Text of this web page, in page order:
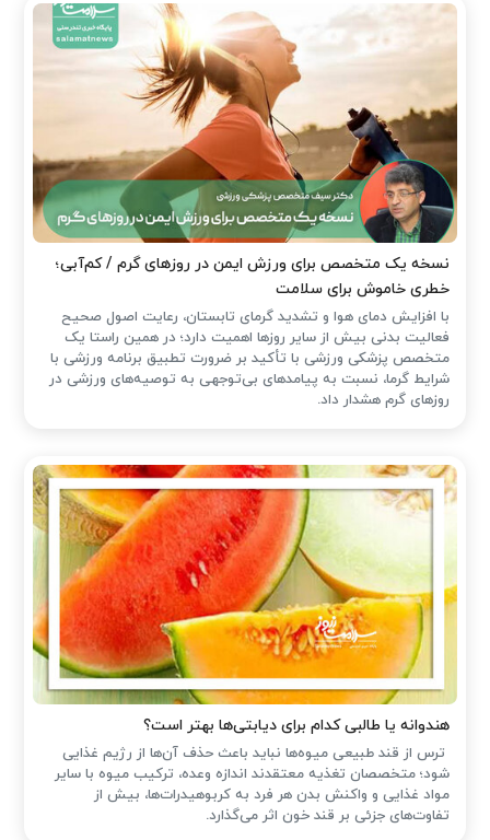
نسخه یک متخصص برای ورزش ایمن در روزهای گرم / کم‌آبی؛
خطری خاموش برای سلامت
با افزایش دمای هوا و تشدید گرمای تابستان، رعایت اصول صحیح
فعالیت بدنی بیش از سایر روزها اهمیت دارد؛ در همین راستا یک
متخصص پزشکی ورزشی با تأکید بر ضرورت تطبیق برنامه ورزشی با
شرایط گرما، نسبت به پیامدهای بی‌توجهی به توصیه‌های ورزشی در
روزهای گرم هشدار داد.
هندوانه یا طالبی کدام برای دیابتی‌ها بهتر است؟
ترس از قند طبیعی میوه‌ها نباید باعث حذف آن‌ها از رژیم غذایی
شود؛ متخصصان تغذیه معتقدند اندازه وعده، ترکیب میوه با سایر
مواد غذایی و واکنش بدن هر فرد به کربوهیدرات‌ها، بیش از
تفاوت‌های جزئی بر قند خون اثر می‌گذارد.